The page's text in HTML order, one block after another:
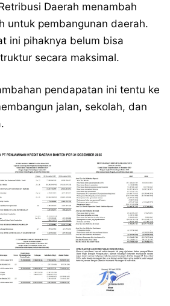
Daerah menambah
untuk pembangunan daerah.
ini pihaknya belum bisa
secara maksimal.
pendapatan ini tentu ke
jalan, sekolah, dan